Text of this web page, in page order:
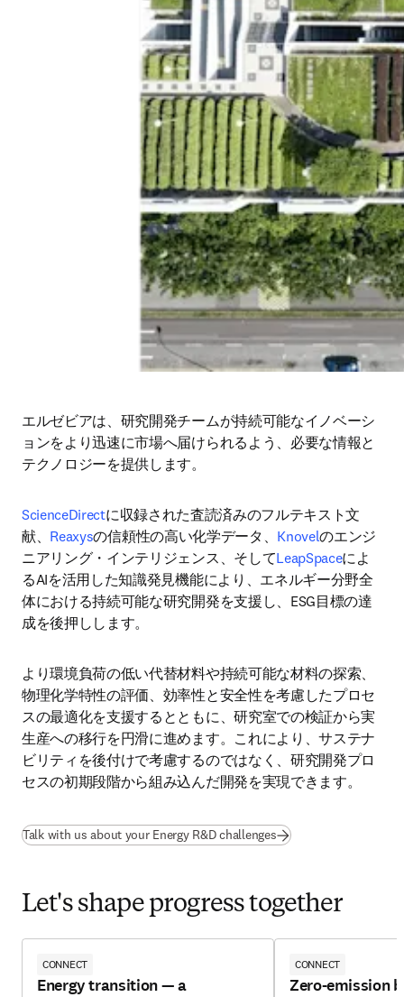
エルゼビアは、研究開発チームが持続可能なイノベーシ
ョンをより迅速に市場へ届けられるよう、必要な情報と
テクノロジーを提供します。
ScienceDirectに収録された査読済みのフルテキスト文
献、 Reaxysの信頼性の高い化学データ、 Knovelのエンジ
ニアリング・インテリジェンス、そしてLeapSpaceによ
るAIを活用した知識発見機能により、エネルギー分野全
体における持続可能な研究開発を支援し、ESG目標の達
成を後押しします。
より環境負荷の低い代替材料や持続可能な材料の探索、
物理化学特性の評価、効率性と安全性を考慮したプロセ
スの最適化を支援するとともに、研究室での検証から実
生産への移行を円滑に進めます。これにより、サステナ
ビリティを後付けで考慮するのではなく、研究開発プロ
セスの初期段階から組み込んだ開発を実現できます。
Talk with us about your Energy R&D challenges
Let's shape progress together
CONNECT
Energy transition — a
CONNECT
Zero-emission